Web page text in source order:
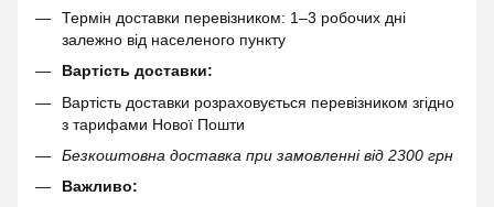
Термін доставки перевізником: 1–3 робочих дні
залежно від населеного пункту
Вартість доставки:
Вартість доставки розраховується перевізником згідно
з тарифами Нової Пошти
Безкоштовна доставка при замовленні від 2300 грн
Важливо: